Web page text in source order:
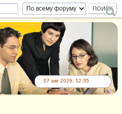
07 авг 2026, 12:35